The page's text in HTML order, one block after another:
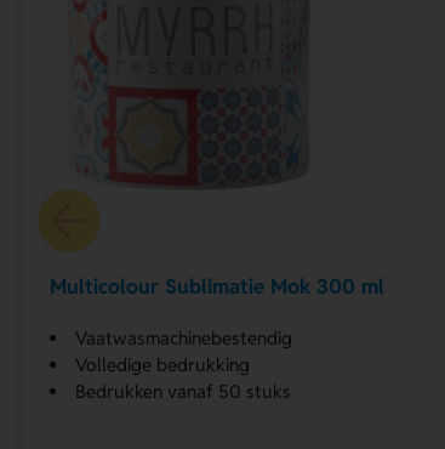
Multicolour Sublimatie Mok 300 ml
Vaatwasmachinebestendig
Volledige bedrukking
Bedrukken vanaf 50 stuks